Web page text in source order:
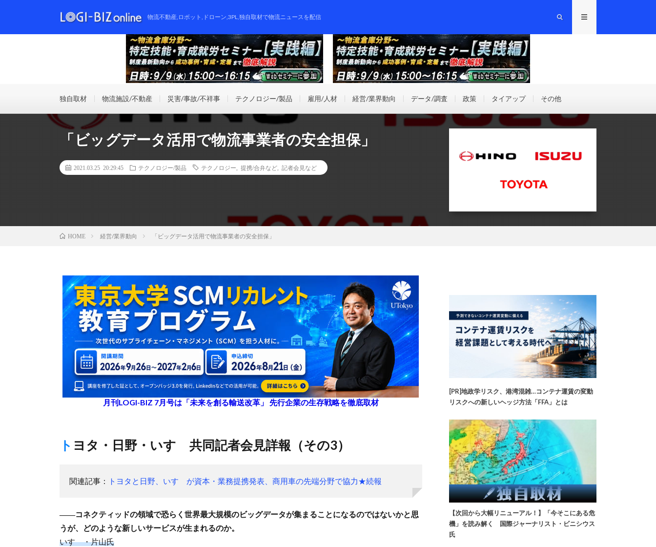
物流不動産,ロボット,ドローン,3PL,独自取材で物流ニュースを配信
独自取材 物流施設/不動産 災害/事故/不祥事 テクノロジー/製品 雇用/人材 経営/業界動向 データ/調査 政策 タイアップ その他
「ビッグデータ活用で物流事業者の安全担保」
2021.03.25 20:29:45 テクノロジー/製品 テクノロジー 提携/合弁など 記者会見など
HOME 経営/業界動向 「ビッグデータ活用で物流事業者の安全担保」
月刊LOGI-BIZ 7月号は「未来を創る輸送改革」 先行企業の生存戦略を徹底取材
トヨタ・日野・いすゞ共同記者会見詳報（その3）
関連記事： トヨタと日野、いすゞが資本・業務提携発表、商用車の先端分野で協力★続報
――コネクティッドの領域で恐らく世界最大規模のビッグデータが集まることになるのではないかと思
うが、どのような新しいサービスが生まれるのか。
いすゞ・片山氏
[PR]地政学リスク、港湾混雑…コンテナ運賃の変動
リスクへの新しいヘッジ方法「FFA」とは
【次回から大幅リニューアル！】「今そこにある危
機」を読み解く 国際ジャーナリスト・ビニシウス
氏